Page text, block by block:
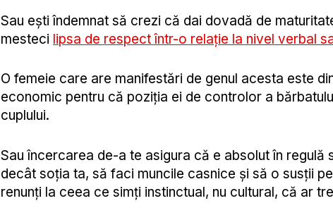
Sau ești îndemnat să crezi că dai dovadă de
mesteci lipsa de respect într-o relație la nivel verbal
O femeie care are manifestări de genul acesta este
economic pentru că poziția ei de controlor a
cuplului.
Sau încercarea de-a te asigura că e absolut în regulă
decât soția ta, să faci muncile casnice și să o susții
renunți la ceea ce simți instinctual, nu cultural, că ar